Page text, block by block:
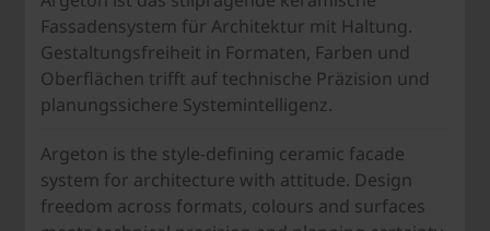
Fassadensystem für Architektur mit Haltung.
Gestaltungsfreiheit in Formaten, Farben und
Oberflächen trifft auf technische Präzision und
planungssichere Systemintelligenz.
Argeton is the style-defining ceramic facade
system for architecture with attitude. Design
freedom across formats, colours and surfaces